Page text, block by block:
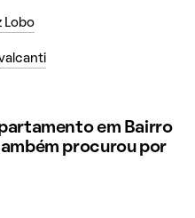
Lobo
em Bairro
procurou por